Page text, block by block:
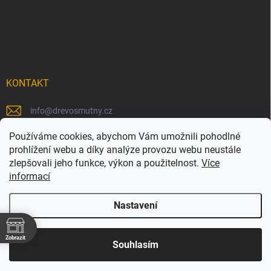
Používáme cookies, abychom Vám umožnili pohodlné
prohlížení webu a díky analýze provozu webu neustále
zlepšovali jeho funkce, výkon a použitelnost. Více
informací
Nastavení
Souhlasím
KONTAKT
info@drevosmutny.cz
+420 725 710 840
https://www.facebook.com/drevosmutny/
drevosmutny/
Dřevosmutný . Všechna práva vyhrazena.
Zobrazit